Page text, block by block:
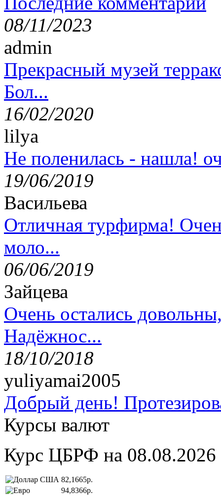
08/11/2023
admin
Прекрасный музей
Бол...
16/02/2020
lilya
Не поленилась - нашла!
19/06/2019
Васильева
Отличная турфирма!
моло...
06/06/2019
Зайцева
Очень остались
Надёжнос...
18/10/2018
yuliyamai2005
Добрый день!
Курсы валют
Курс ЦБРФ на 08.08.2026
82,1665р.
94,8366р.